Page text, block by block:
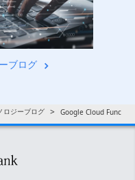
ブログ
ロジーブログ Google Cloud Function